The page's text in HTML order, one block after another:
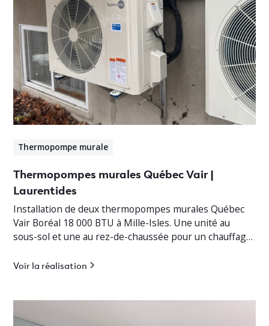
Thermopompe murale
Thermopompes murales Québec Vair |
Laurentides
Installation de deux thermopompes murales Québec
Vair Boréal 18 000 BTU à Mille-Isles. Une unité au
sous-sol et une au rez-de-chaussée pour un chauffage
Voir la réalisation